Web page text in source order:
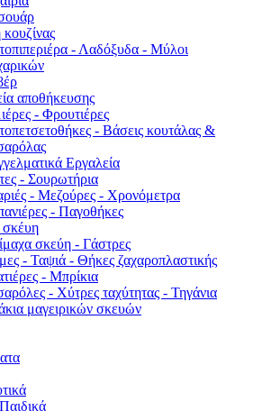
- Λαδόξυδα - Μύλοι
αποθήκευσης
- Φρουτιέρες
- Βάσεις κουτάλας &
Εργαλεία
- Σουρωτήρια
- Μεζούρες - Χρονόμετρα
- Παγοθήκες
σκέυη
σκεύη - Γάστρες
- Ταψιά - Θήκες ζαχαροπλαστικής
- Μπρίκια
- Χύτρες ταχύτητας - Τηγάνια
μαγειρικών σκευών